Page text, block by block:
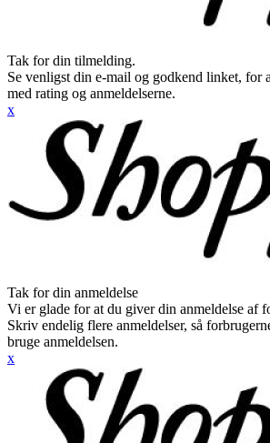
Tak for din tilmelding.
Se venligst din e-mail og godkend linket, for
med rating og anmeldelserne.
x
Tak for din anmeldelse
Vi er glade for at du giver din anmeldelse af
Skriv endelig flere anmeldelser, så
bruge anmeldelsen.
x